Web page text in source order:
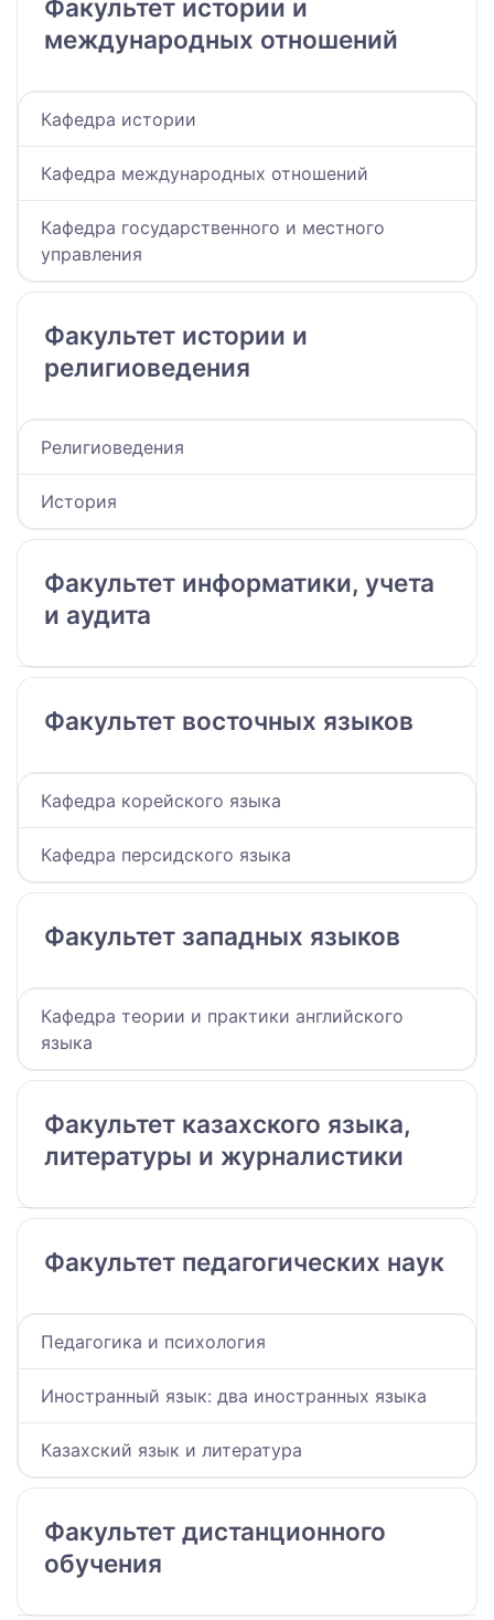
Факультет истории и
международных отношений
Кафедра истории
Кафедра международных отношений
Кафедра государственного и местного
управления
Факультет истории и
религиоведения
Религиоведения
История
Факультет информатики, учета
и аудита
Факультет восточных языков
Кафедра корейского языка
Кафедра персидского языка
Факультет западных языков
Кафедра теории и практики английского
языка
Факультет казахского языка,
литературы и журналистики
Факультет педагогических наук
Педагогика и психология
Иностранный язык: два иностранных языка
Казахский язык и литература
Факультет дистанционного
обучения